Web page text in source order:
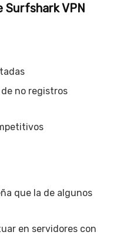
Surfshark VPN
no registros
que la de algunos
en servidores con